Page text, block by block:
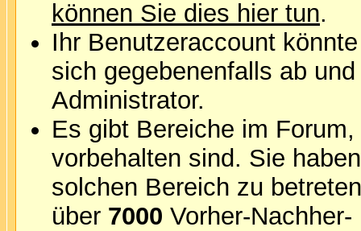
können Sie dies hier tun.
Ihr Benutzeraccount
sich gegebenenfalls ab
Administrator.
Es gibt Bereiche im
vorbehalten sind. Sie
solchen Bereich zu
über 7000 Vorher-